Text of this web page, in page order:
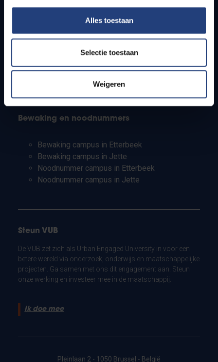
Alles toestaan
Selectie toestaan
Weigeren
Studenten
PhD-studenten
Leerkrachten en secundaire scholen
Bewaking en noodnummers
Bewaking campus in Etterbeek
Bewaking campus in Jette
Noodnummer campus in Etterbeek
Noodnummer campus in Jette
Steun VUB
De VUB zet zich als Urban Engaged University in voor een
betere wereld via onderzoek, onderwijs en maatschappelijke
projecten. Ga samen met ons dit engagement aan. Steun
onze werking en investeer mee in de maatschappij.
Ik doe mee
Pleinlaan 2 - 1050 Brussel - België